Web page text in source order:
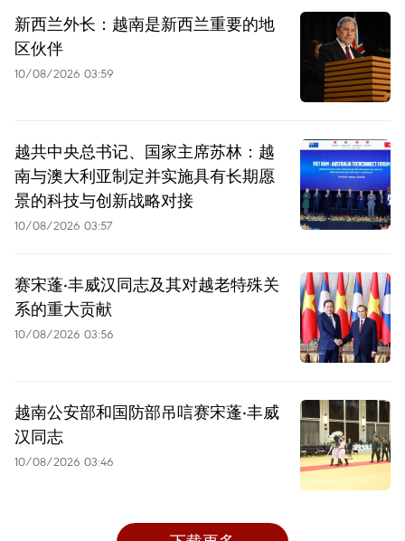
新西兰外长：越南是新西兰重要的地
区伙伴
10/08/2026 03:59
越共中央总书记、国家主席苏林：越
南与澳大利亚制定并实施具有长期愿
景的科技与创新战略对接
10/08/2026 03:57
赛宋蓬·丰威汉同志及其对越老特殊关
系的重大贡献
10/08/2026 03:56
越南公安部和国防部吊唁赛宋蓬·丰威
汉同志
10/08/2026 03:46